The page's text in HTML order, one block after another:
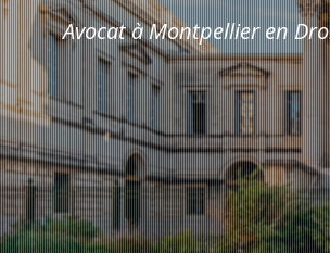
Avocat à Montpellier en